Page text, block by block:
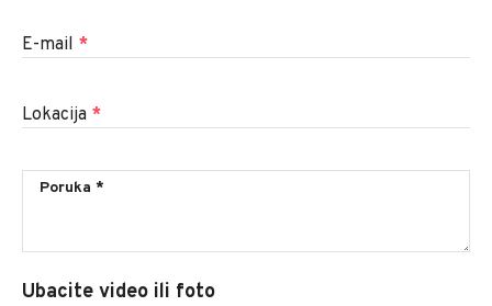
E-mail *
Lokacija *
Ubacite video ili foto